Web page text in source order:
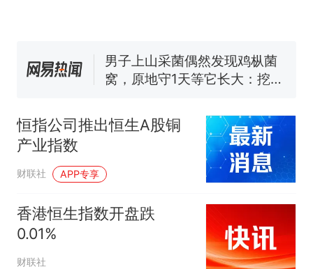
窝，原地守1天等它长大：挖了
140多朵
美国渔民钓获鲨鱼徒手将其拽
来源：参考消息）
笔试第一被第二名传话劝弃考
官方通报
那个在床头放菜刀的女孩，
因老师一句“跟我回家”改写了
恒指公司推出恒生A股铜
产业指数
财联社 APP专享
香港恒生指数开盘跌
0.01%
财联社